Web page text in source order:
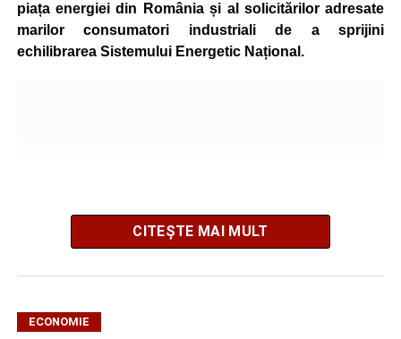
piața energiei din România și al solicitărilor adresate
marilor consumatori industriali de a sprijini
echilibrarea Sistemului Energetic Național.
CITEȘTE MAI MULT
ECONOMIE